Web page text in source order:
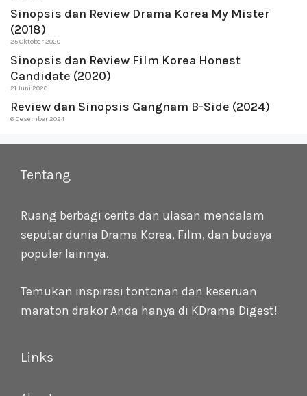
Sinopsis dan Review Drama Korea My Mister
(2018)
25 Oktober 2020
Sinopsis dan Review Film Korea Honest
Candidate (2020)
21 Juni 2020
Review dan Sinopsis Gangnam B-Side (2024)
6 Desember 2024
Tentang
Ruang berbagi cerita dan ulasan mendalam
seputar dunia Drama Korea, Film, dan budaya
populer lainnya.
Temukan inspirasi tontonan dan keseruan
maraton drakor Anda hanya di KDrama Digest!
Links